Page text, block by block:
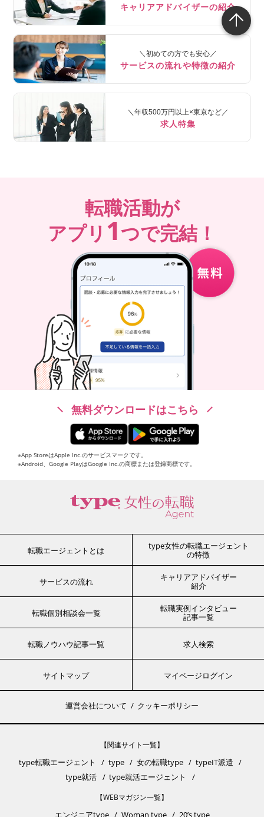
キャリアアドバイザーの紹介
＼初めての方でも安心／
サービスの流れや特徴の紹介
＼年収500万円以上×東京など／
求人特集
転職活動が
アプリ 1つで完結！
無料ダウンロードはこちら
※App StoreはApple Inc.のサービスマークです。
※Android、Google PlayはGoogle Inc.の商標または登録商標です。
転職エージェントとは
type女性の転職エージェント
の特徴
サービスの流れ
キャリアアドバイザー
紹介
転職個別相談会一覧
転職実例インタビュー
記事一覧
転職ノウハウ記事一覧 求人検索
サイトマップ マイページログイン
運営会社について クッキーポリシー
【関連サイト一覧】
type転職エージェント type 女の転職type
typeIT派遣
type就活
type就活エージェント
【WEBマガジン一覧】
エンジニアtype Woman type 20’s type